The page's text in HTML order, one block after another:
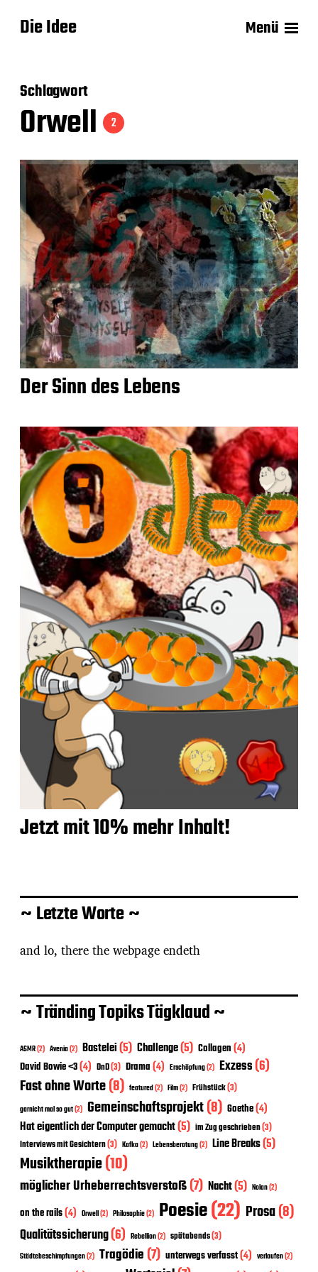
Die Idee Menü
Schlagwort
Orwell 2
Der Sinn des Lebens
Jetzt mit 10% mehr Inhalt!
~ Letzte Worte ~
and lo, there the webpage endeth
~ Tränding Topiks Tägklaud ~
ASMR(2) Avenia(2) Bastelei(5) Challenge(5) Collagen(4)
David Bowie <3(4) DnD(3) Drama(4) Erschöpfung(2) Exzess(6)
Fast ohne Worte(8) featured(2) Film(2) Frühstück(3)
garnicht mal so gut(2) Gemeinschaftsprojekt(8) Goethe(4)
Hat eigentlich der Computer gemacht(5) im Zug geschrieben(3)
Interviews mit Gesichtern(3) Kafka(2) Lebensberatung(2) Line Breaks(5)
Musiktherapie(10)
möglicher Urheberrechtsverstoß(7) Nacht(5) Nolan(2)
on the rails(4) Orwell(2) Philosophie(2) Poesie(22) Prosa(8)
Qualitätssicherung(6) Rebellion(2) spätabends(3)
Städtebeschimpfungen(2) Tragödie(7) unterwegs verfasst(4) verlaufen(2)